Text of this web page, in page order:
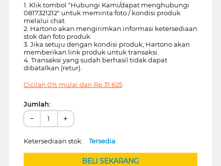
1. Klik tombol "Hubungi Kami/dapat menghubungi
0817321212" untuk meminta foto / kondisi produk
melalui chat.
2. Hartono akan mengirimkan informasi ketersediaan
stok dan foto produk.
3. Jika setuju dengan kondisi produk, Hartono akan
memberikan link produk untuk transaksi.
4. Transaksi yang sudah berhasil tidak dapat
dibatalkan (retur).
Cicilan 0% mulai dari Rp31.625
Jumlah:
− +
Ketersediaan stok: Tersedia
BELI SEKARANG